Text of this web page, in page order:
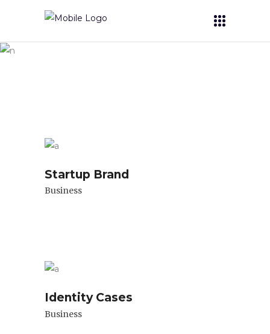
Archive
Startup Brand
Business
Identity Cases
Business